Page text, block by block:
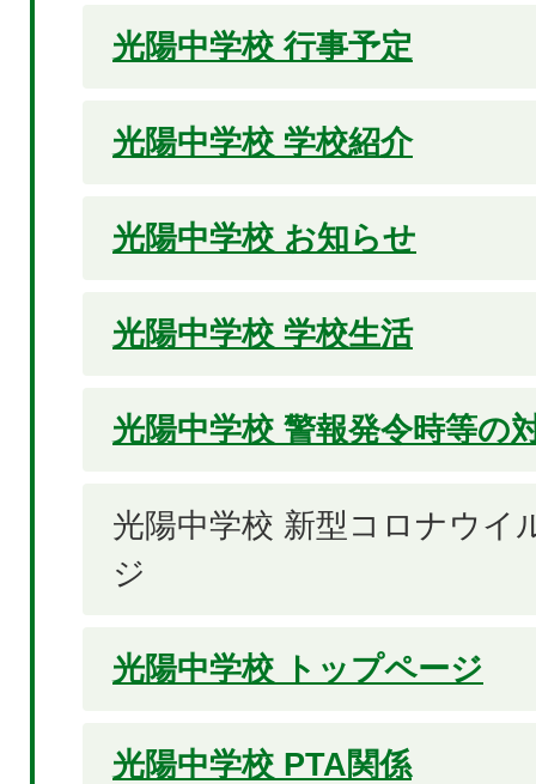
光陽中学校 行事予定
光陽中学校 学校紹介
光陽中学校 お知らせ
光陽中学校 学校生活
光陽中学校 警報発令時等の
光陽中学校 新型コロナウイ
ジ
光陽中学校 トップページ
光陽中学校 PTA関係